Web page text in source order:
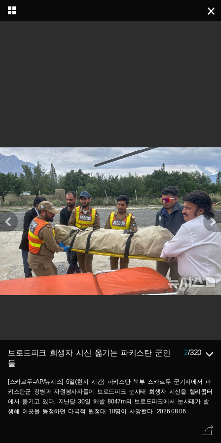
브로드피크 희생자 시신 옮기는 파키스탄 군인
들
2/320
[스카르두=AP/뉴시스] 6일(현지 시간) 파키스탄 북부 스카르두 군기지에서 파
키스탄군 장병과 자원봉사자들이 브로드피크 눈사태 희생자 시신을 헬리콥터
에서 옮기고 있다. 지난달 30일 해발 8047m의 브로드피크에서 눈사태가 발
생해 이곳을 등정하던 다국적 원정대 10명이 사망했다. 2026.08.06.